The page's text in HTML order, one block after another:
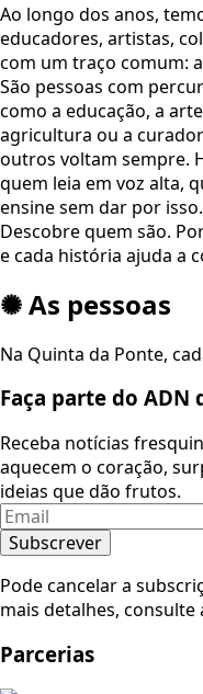
Ao longo dos anos,
educadores, artistas,
com um traço comum:
São pessoas com
como a educação, a
agricultura ou a
outros voltam sempre.
quem leia em voz alta,
ensine sem dar por isso.
Descobre quem são.
e cada história ajuda a
✺ As pessoas
Na Quinta da Ponte,
Faça parte do ADN
Receba notícias
aquecem o coração,
ideias que dão frutos.
Subscrever
Pode cancelar a
mais detalhes, consulte
Parcerias